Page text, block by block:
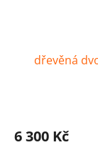
dřevěná
6 300 Kč